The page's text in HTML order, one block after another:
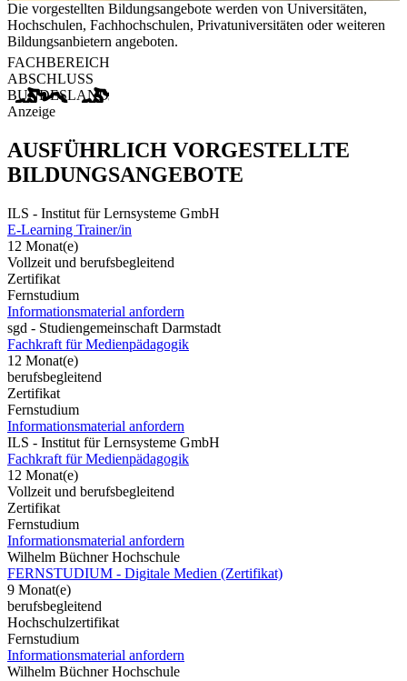
Die vorgestellten Bildungsangebote werden von Universitäten,
Hochschulen, Fachhochschulen, Privatuniversitäten oder weiteren
Bildungsanbietern angeboten.
FACHBEREICH
ABSCHLUSS
BUNDESLAND
Anzeige
AUSFÜHRLICH VORGESTELLTE
BILDUNGSANGEBOTE
ILS - Institut für Lernsysteme GmbH
E-Learning Trainer/in
12 Monat(e)
Vollzeit und berufsbegleitend
Zertifikat
Fernstudium
Informationsmaterial anfordern
sgd - Studiengemeinschaft Darmstadt
Fachkraft für Medienpädagogik
12 Monat(e)
berufsbegleitend
Zertifikat
Fernstudium
Informationsmaterial anfordern
ILS - Institut für Lernsysteme GmbH
Fachkraft für Medienpädagogik
12 Monat(e)
Vollzeit und berufsbegleitend
Zertifikat
Fernstudium
Informationsmaterial anfordern
Wilhelm Büchner Hochschule
FERNSTUDIUM - Digitale Medien (Zertifikat)
9 Monat(e)
berufsbegleitend
Hochschulzertifikat
Fernstudium
Informationsmaterial anfordern
Wilhelm Büchner Hochschule